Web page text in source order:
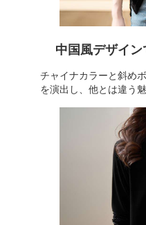
中国風デザイ
チャイナカラーと斜め
を演出し、他とは違う